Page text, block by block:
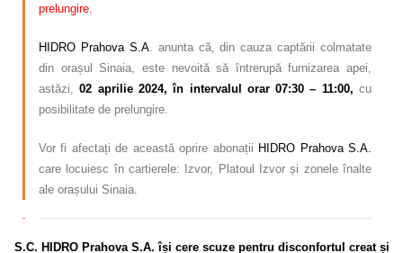
prelungire.
HIDRO Prahova S.A. anunta că, din cauza captării colmatate
din orașul Sinaia, este nevoită să întrerupă furnizarea apei,
astăzi,02 aprilie 2024, în intervalul orar 07:30 – 11:00,cu
posibilitate de prelungire.
Vor fi afectați de această oprire abonații HIDRO Prahova S.A.
care locuiesc în cartierele: Izvor, Platoul Izvor și zonele înalte
ale orașului Sinaia.
S.C. HIDRO Prahova S.A. își cere scuze pentru disconfortul creat și